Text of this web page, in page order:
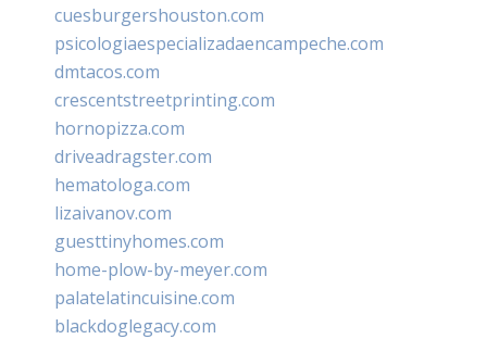
cuesburgershouston.com
psicologiaespecializadaencampeche.com
dmtacos.com
crescentstreetprinting.com
hornopizza.com
driveadragster.com
hematologa.com
lizaivanov.com
guesttinyhomes.com
home-plow-by-meyer.com
palatelatincuisine.com
blackdoglegacy.com